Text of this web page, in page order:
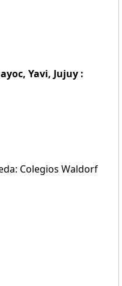
Yavi, Jujuy :
Colegios Waldorf